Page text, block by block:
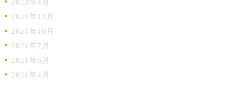
2022年4月
2021年12月
2021年10月
2021年7月
2021年6月
2021年4月